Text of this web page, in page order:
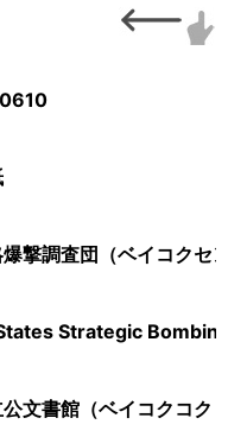
撃調査団（ベイコクセ
Strategic
文書館（ベイコクコク